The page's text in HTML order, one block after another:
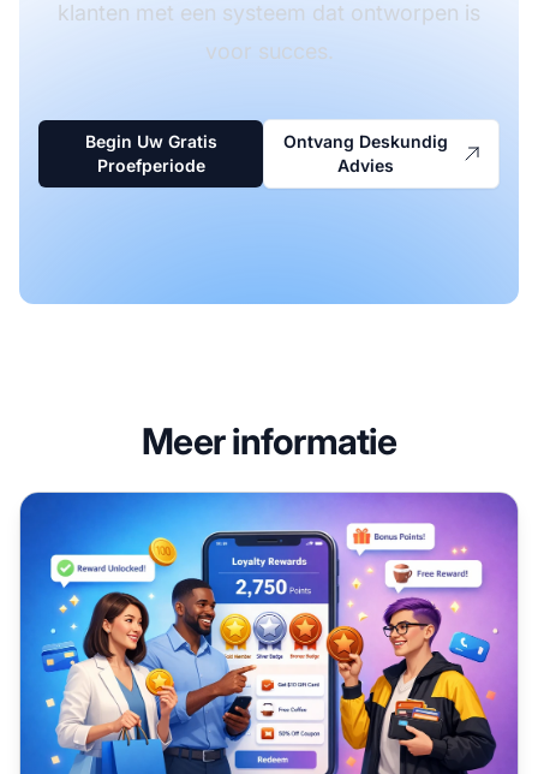
klanten met een systeem dat ontworpen is
voor succes.
Begin Uw Gratis
Proefperiode
Ontvang Deskundig
Advies
Meer informatie
Wat Zijn Loyaliteitsprogramma's? Complete Gids voor